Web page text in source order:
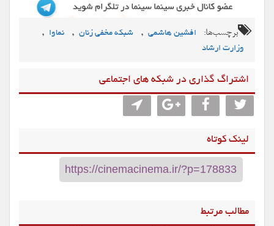
برچسب‌ها: افشین هاشمی , شبکه مخفی زنان , نماوا ,
وزارت ارشاد
اشتراگ گذاری در شبکه های اجتماعی
لینک کوتاه
مطالب مرتبط